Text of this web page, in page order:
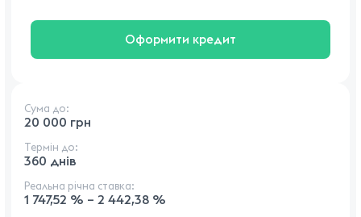
Сума до:
20 000 грн
Термін до:
360 днів
Реальна річна ставка:
1 747,52 % – 2 442,38 %
Оформити кредит